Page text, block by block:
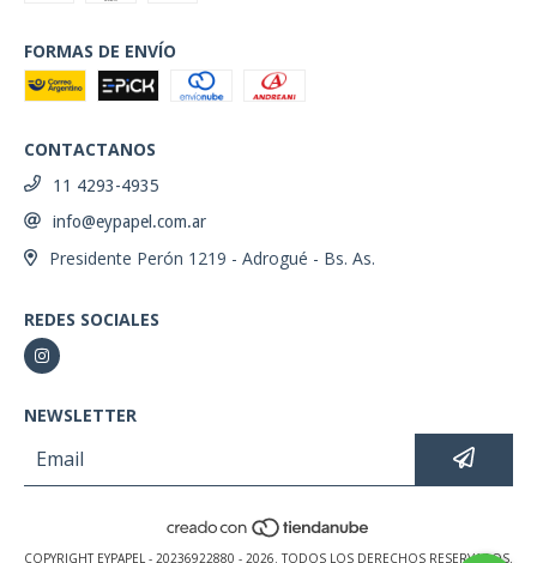
FORMAS DE ENVÍO
CONTACTANOS
11 4293-4935
info@eypapel.com.ar
Presidente Perón 1219 - Adrogué - Bs. As.
REDES SOCIALES
NEWSLETTER
COPYRIGHT EYPAPEL - 20236922880 - 2026. TODOS LOS DERECHOS RESERVADOS.